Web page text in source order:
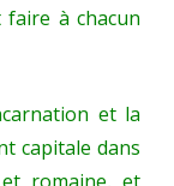
saint
Noël
à chacun
et la
capitale dans